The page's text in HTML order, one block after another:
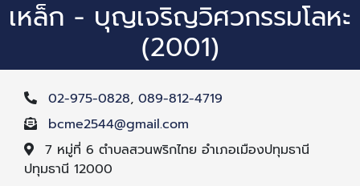
เหล็ก - บุญเจริญวิศวกรรมโลหะ
(2001)
02-975-0828, 089-812-4719
bcme2544@gmail.com
7 หมู่ที่ 6 ตำบลสวนพริกไทย อำเภอเมืองปทุมธานี
ปทุมธานี 12000